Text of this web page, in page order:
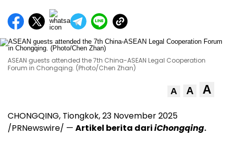
ASEAN guests attended the 7th China-ASEAN Legal Cooperation
Forum in Chongqing. (Photo/Chen Zhan)
A A A
CHONGQING, Tiongkok,23 November 2025
/PRNewswire/ — Artikel berita dariiChongqing.